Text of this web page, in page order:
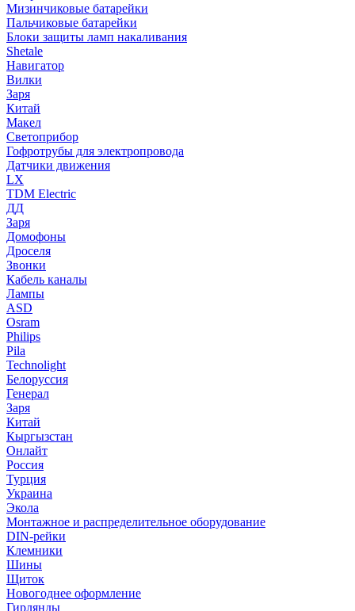
Мизинчиковые батарейки
Пальчиковые батарейки
Блоки защиты ламп накаливания
Shetale
Навигатор
Вилки
Заря
Китай
Макел
Светоприбор
Гофротрубы для электропровода
Датчики движения
LX
TDM Electric
ДД
Заря
Домофоны
Дроселя
Звонки
Кабель каналы
Лампы
ASD
Osram
Philips
Pila
Technolight
Белоруссия
Генерал
Заря
Китай
Кыргызстан
Онлайт
Россия
Турция
Украина
Экола
Монтажное и распределительное оборудование
DIN-рейки
Клемники
Шины
Щиток
Новогоднее оформление
Гирлянды